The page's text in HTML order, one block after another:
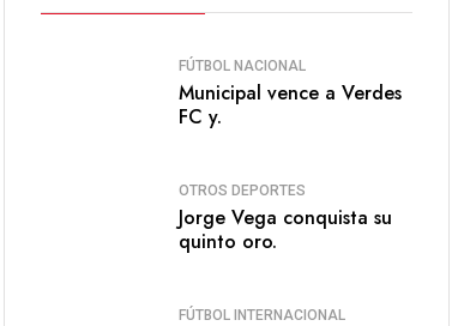
FÚTBOL NACIONAL
Municipal vence a Verdes
FC y.
OTROS DEPORTES
Jorge Vega conquista su
quinto oro.
FÚTBOL INTERNACIONAL